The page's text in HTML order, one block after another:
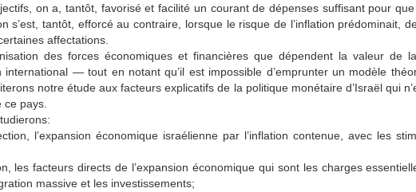
on a, tantôt, favorisé et facilité un courant de dépenses suffisant pour
s’est, tantôt, efforcé au contraire, lorsque le risque de l’inflation prédominait,
affectations.
des forces économiques et financières que dépendent la valeur de
— tout en notant qu’il est impossible d’emprunter un modèle
notre étude aux facteurs explicatifs de la politique monétaire d’Israël qui
pays.
l’expansion économique israélienne par l’inflation contenue, avec les
les facteurs directs de l’expansion économique qui sont les charges
massive et les investissements;